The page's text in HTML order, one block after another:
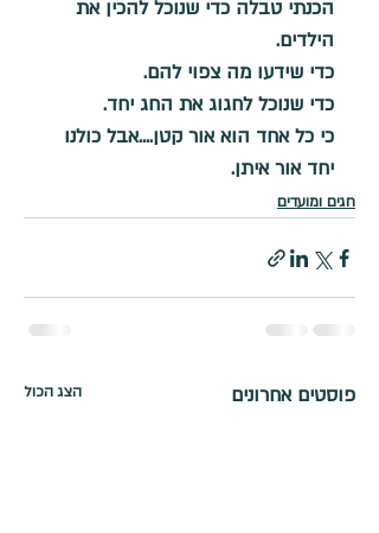
הכנתי טבלה כדי שנוכל להכין את
הילדים.
כדי שידעו מה צפוי להם.
כדי שנוכל לחגוג את החג יחד.
כי כל אחד הוא אור קטן....אבל כולנו
יחד אור איתן.
חגים ומועדים
פוסטים אחרונים הצג הכול